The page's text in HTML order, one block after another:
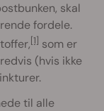
skal
fordele.
[1] som er
(hvis ikke
til alle